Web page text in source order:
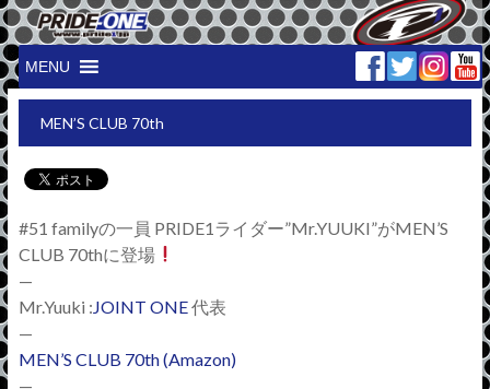
MENU
MEN’S CLUB 70th
#51 familyの一員 PRIDE1ライダー”Mr.YUUKI”がMEN’S
CLUB 70thに登場
—
Mr.Yuuki : JOINT ONE代表
—
MEN’S CLUB 70th (Amazon)
—